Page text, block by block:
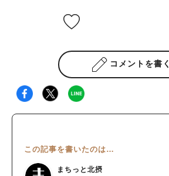
コメントを書く
この記事を書いたのは…
まちっと北摂